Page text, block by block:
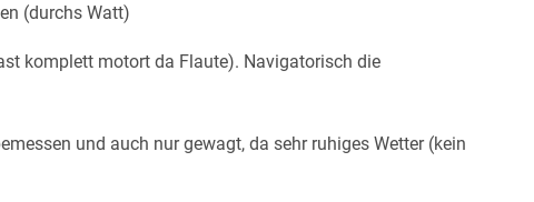
(durchs Watt)
komplett motort da Flaute). Navigatorisch die
und auch nur gewagt, da sehr ruhiges Wetter (kein